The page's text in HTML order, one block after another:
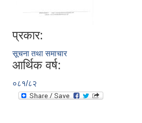
प्रकार:
सूचना तथा समाचार
आर्थिक वर्ष:
०८१/८२